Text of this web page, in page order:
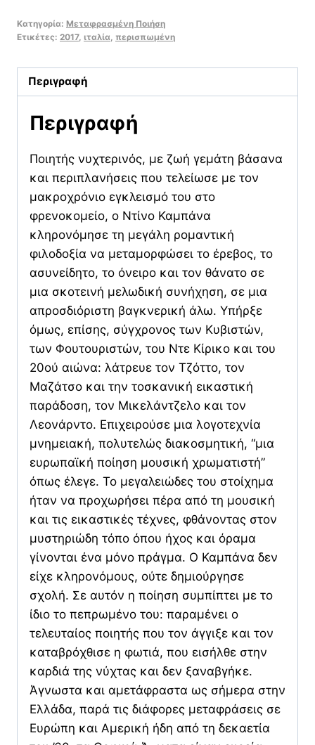
Κατηγορία: Μεταφρασμένη Ποιήση
Ετικέτες: 2017, ιταλία περισπωμένη
Περιγραφή
Περιγραφή
Ποιητής νυχτερινός, με ζωή γεμάτη βάσανα
και περιπλανήσεις που τελείωσε με τον
μακροχρόνιο εγκλεισμό του στο
φρενοκομείο, ο Ντίνο Καμπάνα
κληρονόμησε τη μεγάλη ρομαντική
φιλοδοξία να μεταμορφώσει το έρεβος, το
ασυνείδητο, το όνειρο και τον θάνατο σε
μια σκοτεινή μελωδική συνήχηση, σε μια
απροσδιόριστη βαγκνερική άλω. Υπήρξε
όμως, επίσης, σύγχρονος των Κυβιστών,
των Φουτουριστών, του Ντε Κίρικο και του
20ού αιώνα: λάτρευε τον Τζόττο, τον
Μαζάτσο και την τοσκανική εικαστική
παράδοση, τον Μικελάντζελο και τον
Λεονάρντο. Επιχειρούσε μια λογοτεχνία
μνημειακή, πολυτελώς διακοσμητική, “μια
ευρωπαϊκή ποίηση μουσική χρωματιστή”
όπως έλεγε. Το μεγαλειώδες του στοίχημα
ήταν να προχωρήσει πέρα από τη μουσική
και τις εικαστικές τέχνες, φθάνοντας στον
μυστηριώδη τόπο όπου ήχος και όραμα
γίνονται ένα μόνο πράγμα. Ο Καμπάνα δεν
είχε κληρονόμους, ούτε δημιούργησε
σχολή. Σε αυτόν η ποίηση συμπίπτει με το
ίδιο το πεπρωμένο του: παραμένει ο
τελευταίος ποιητής που τον άγγιξε και τον
καταβρόχθισε η φωτιά, που εισήλθε στην
καρδιά της νύχτας και δεν ξαναβγήκε.
Άγνωστα και αμετάφραστα ως σήμερα στην
Ελλάδα, παρά τις διάφορες μεταφράσεις σε
Ευρώπη και Αμερική ήδη από τη δεκαετία